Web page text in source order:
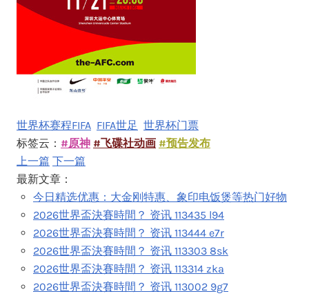
世界杯赛程FIFA FIFA世足 世界杯门票
标签云： #原神 #飞碟社动画 #预告发布
上一篇 下一篇
最新文章：
今日精选优惠：大金刚特惠、象印电饭煲等热门好物
2026世界盃決賽時間？ 资讯 113435 l94
2026世界盃決賽時間？ 资讯 113444 e7r
2026世界盃決賽時間？ 资讯 113303 8sk
2026世界盃決賽時間？ 资讯 113314 zka
2026世界盃決賽時間？ 资讯 113002 9g7